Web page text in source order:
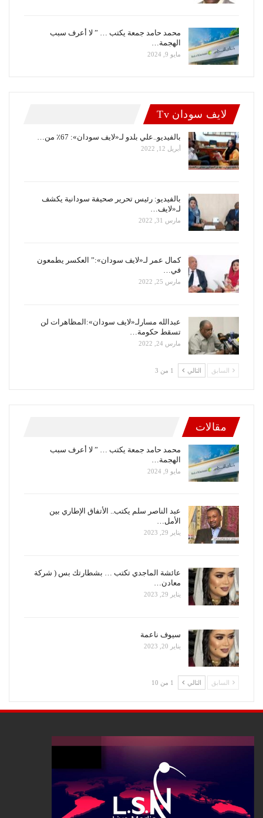
محمد حامد جمعة يكتب … ” لا أعرف سبب
الهجمة…
مايو 9, 2024
لايف سودان Tv
بالفيديو..علي بلدو لـ«لايف سودان»: 67٪ من…
أبريل 12, 2022
بالفيديو: رئيس تحرير صحيفة سودانية يكشف
لـ«لايف…
مارس 31, 2022
كمال عمر لـ«لايف سودان»:” العكسر يطمعون
في…
مارس 25, 2022
عبدالله مسارلـ«لايف سودان»:المظاهرات لن
تسقط حكومة…
مارس 24, 2022
السابق التالي 1 من 3
مقالات
محمد حامد جمعة يكتب … ” لا أعرف سبب
الهجمة…
مايو 9, 2024
عبد الناصر سلم يكتب.. الأتفاق الإطاري بين
الأمل…
يناير 29, 2023
عائشة الماجدي تكتب … بشطارتك بس ( شركة
معادن…
يناير 29, 2023
سيوف ناعمة
يناير 20, 2023
السابق التالي 1 من 10